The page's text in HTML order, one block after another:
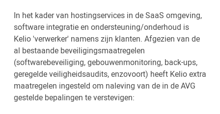
In het kader van hostingservices in de SaaS omgeving,
software integratie en ondersteuning/onderhoud is
Kelio 'verwerker' namens zijn klanten. Afgezien van de
al bestaande beveiligingsmaatregelen
(softwarebeveiliging, gebouwenmonitoring, back-ups,
geregelde veiligheidsaudits, enzovoort) heeft Kelio extra
maatregelen ingesteld om naleving van de in de AVG
gestelde bepalingen te verstevigen: